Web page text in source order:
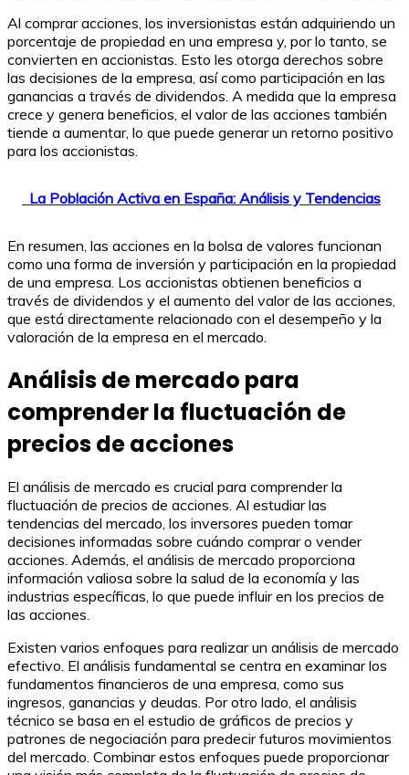
Al comprar acciones, los inversionistas están adquiriendo un
porcentaje de propiedad en una empresa y, por lo tanto, se
convierten en accionistas. Esto les otorga derechos sobre
las decisiones de la empresa, así como participación en las
ganancias a través de dividendos. A medida que la empresa
crece y genera beneficios, el valor de las acciones también
tiende a aumentar, lo que puede generar un retorno positivo
para los accionistas.
La Población Activa en España: Análisis y Tendencias
En resumen, las acciones en la bolsa de valores funcionan
como una forma de inversión y participación en la propiedad
de una empresa. Los accionistas obtienen beneficios a
través de dividendos y el aumento del valor de las acciones,
que está directamente relacionado con el desempeño y la
valoración de la empresa en el mercado.
Análisis de mercado para
comprender la fluctuación de
precios de acciones
El análisis de mercado es crucial para comprender la
fluctuación de precios de acciones. Al estudiar las
tendencias del mercado, los inversores pueden tomar
decisiones informadas sobre cuándo comprar o vender
acciones. Además, el análisis de mercado proporciona
información valiosa sobre la salud de la economía y las
industrias específicas, lo que puede influir en los precios de
las acciones.
Existen varios enfoques para realizar un análisis de mercado
efectivo. El análisis fundamental se centra en examinar los
fundamentos financieros de una empresa, como sus
ingresos, ganancias y deudas. Por otro lado, el análisis
técnico se basa en el estudio de gráficos de precios y
patrones de negociación para predecir futuros movimientos
del mercado. Combinar estos enfoques puede proporcionar